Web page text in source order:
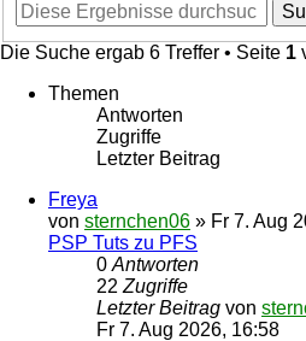
Die Suche ergab 6 Treffer • Seite 1
Themen
Antworten
Zugriffe
Letzter Beitrag
Freya
von sternchen06 » Fr 7. Aug
PSP Tuts zu PFS
0 Antworten
22 Zugriffe
Letzter Beitrag von
Fr 7. Aug 2026, 16:58